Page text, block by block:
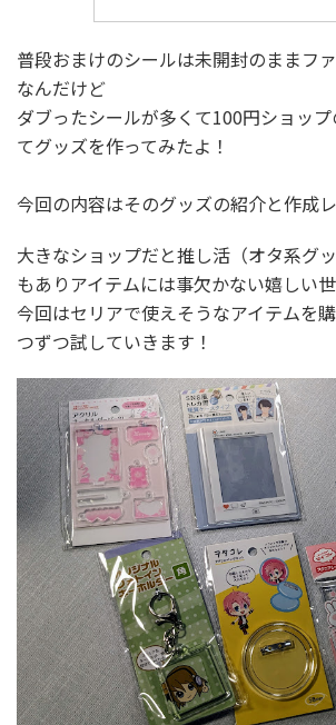
普段おまけのシールは未開封のままフ
なんだけど
ダブったシールが多くて100円ショッ
てグッズを作ってみたよ！
今回の内容はそのグッズの紹介と作成
大きなショップだと推し活（オタ系グ
もありアイテムには事欠かない嬉しい世
今回はセリアで使えそうなアイテムを
つずつ試していきます！